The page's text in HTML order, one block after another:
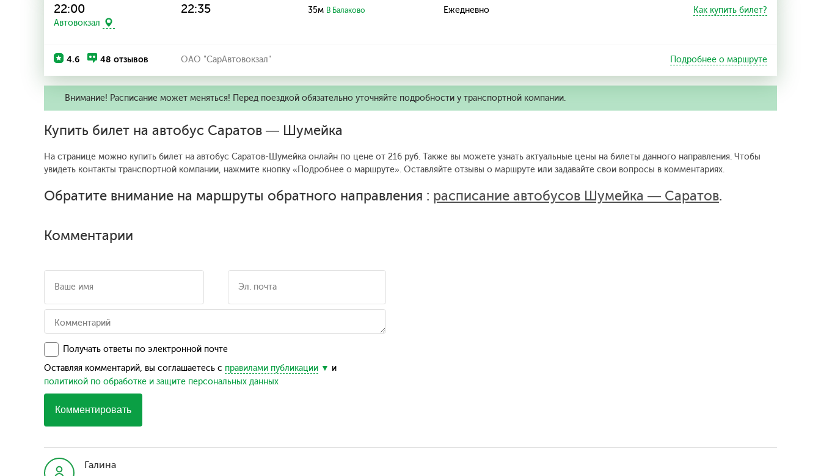
22:00
Автовокзал
22:35 35м В Балаково Ежедневно Как купить билет?
4.6 48 отзывов ОАО "СарАвтовокзал" Подробнее о маршруте
Внимание! Расписание может меняться! Перед поездкой обязательно уточняйте подробности у транспортной компании.
Купить билет на автобус Саратов — Шумейка
На странице можно купить билет на автобус Саратов-Шумейка онлайн по цене от 216 руб. Также вы можете узнать актуальные цены на билеты данного направления. Чтобы
увидеть контакты транспортной компании, нажмите кнопку «Подробнее о маршруте». Оставляйте отзывы о маршруте или задавайте свои вопросы в комментариях.
Обратите внимание на маршруты обратного направления : расписание автобусов Шумейка — Саратов.
Комментарии
Получать ответы по электронной почте
Оставляя комментарий, вы соглашаетесь с правилами публикации
и
политикой по обработке и защите персональных данных
Комментировать
Галина